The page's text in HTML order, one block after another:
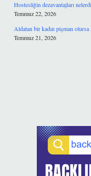
Hostesliğin dezavantajları
Temmuz 22, 2026
Aldatan bir kadın pişman olursa
Temmuz 21, 2026